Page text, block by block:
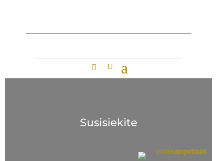
Susisiekite